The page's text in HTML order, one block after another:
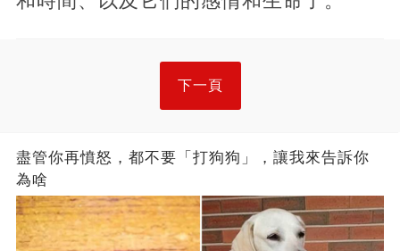
下一頁
盡管你再憤怒，都不要「打狗狗」，讓我來告訴你
為啥